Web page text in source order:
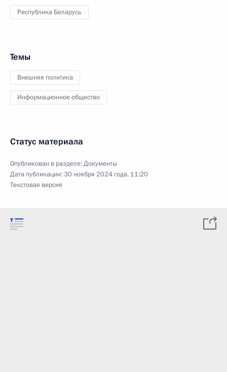
Республика Беларусь
Темы
Внешняя политика
Информационное общество
Статус материала
Опубликован в разделе:Документы
Дата публикации:30 ноября 2024 года, 11:20
Текстовая версия